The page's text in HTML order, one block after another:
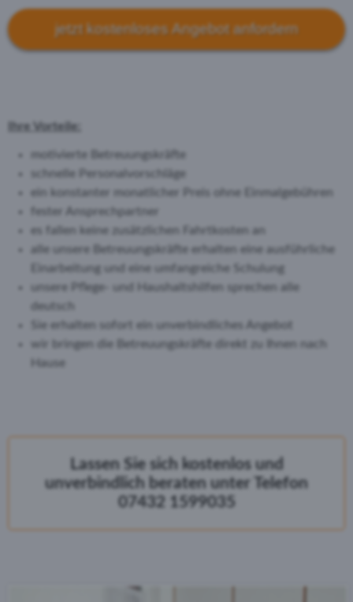
jetzt kostenloses Angebot anfordern
Ihre Vorteile:
motivierte Betreuungskräfte
schnelle Personalvorschläge
ein konstanter monatlicher Preis ohne Einmalgebühren
fester Ansprechpartner
es fallen keine zusätzlichen Fahrtkosten an
alle unsere Betreuungskräfte erhalten eine ausführliche
Einarbeitung und eine umfangreiche Schulung
unsere Pflege- und Haushaltshilfen sprechen alle
deutsch
Sie erhalten sofort ein unverbindliches Angebot
wir bringen die Betreuungskräfte direkt zu Ihnen nach
Hause
Lassen Sie sich kostenlos und
unverbindlich beraten unter Telefon
07432 1599035